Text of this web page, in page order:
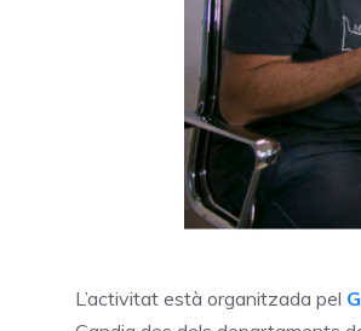
L’activitat està organitzada pel